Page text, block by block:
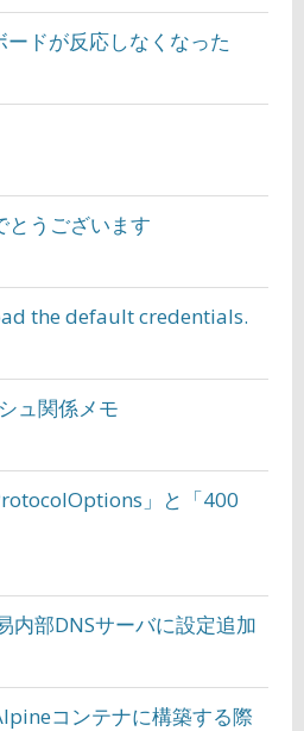
ドが反応しなくなった
とうございます
the default credentials.
ュ関係メモ
」と「400
内部DNSサーバに設定追加
コンテナに構築する際